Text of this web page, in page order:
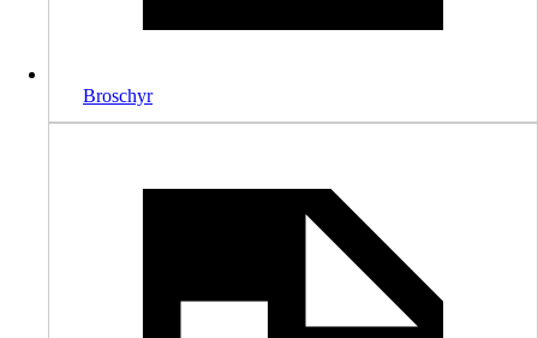
Broschyr